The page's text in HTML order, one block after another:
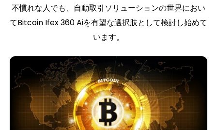
不慣れな人でも、自動取引ソリューションの世界におい
てBitcoin Ifex 360 Aiを有望な選択肢として検討し始めて
います。